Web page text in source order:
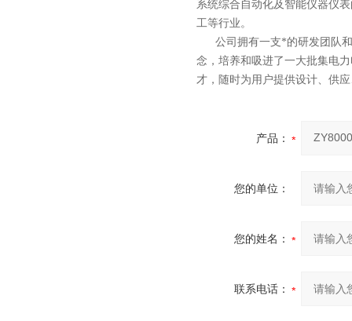
系统综合自动化及智能仪器仪表
工等行业。
公司拥有一支*的研发团队和
念，培养和吸进了一大批集电
才，随时为用户提供设计、供
产品：
您的单位：
您的姓名：
联系电话：